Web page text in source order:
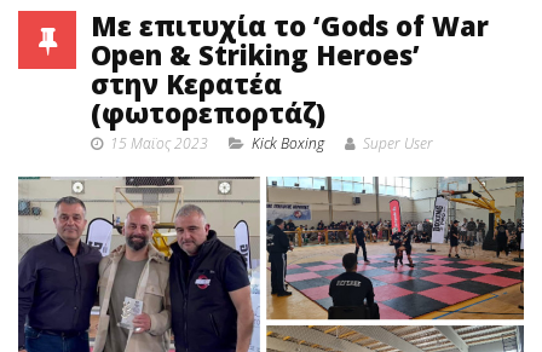
Με επιτυχία το ‘Gods of War
Open & Striking Heroes’
στην Κερατέα
(φωτορεπορτάζ)
15 Μαϊος 2023 Κick Boxing Super User